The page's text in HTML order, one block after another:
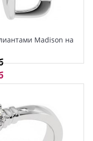
Madison на